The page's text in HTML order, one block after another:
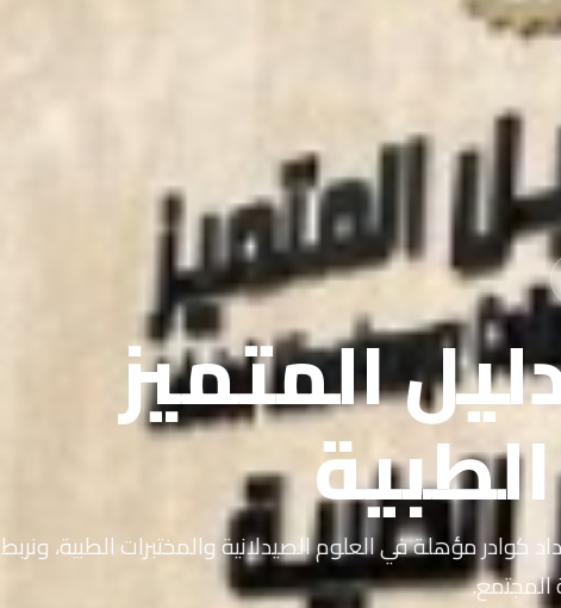
المتميز
كوادر مؤهلة في العلوم الصيدلانية والمختبرات الطبية، ونربط
المجتمع.